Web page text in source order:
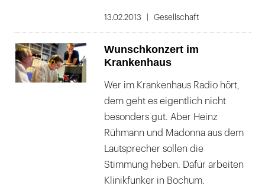
13.02.2013 Gesellschaft
Wunschkonzert im
Krankenhaus
Wer im Krankenhaus Radio hört,
dem geht es eigentlich nicht
besonders gut. Aber Heinz
Rühmann und Madonna aus dem
Lautsprecher sollen die
Stimmung heben. Dafür arbeiten
Klinikfunker in Bochum.